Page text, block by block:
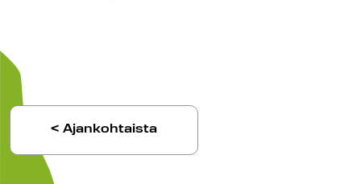
< Ajankohtaista